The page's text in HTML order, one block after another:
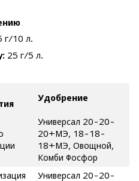
г/10 л.
25 г/5 л.
Удобрение
Универсал 20-20-
20+МЭ, 18-18-
18+МЭ, Овощной,
Комби Фосфор
Универсал 20-20-